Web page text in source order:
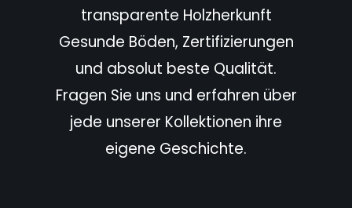
transparente Holzherkunft
Gesunde Böden, Zertifizierungen
und absolut beste Qualität.
Fragen Sie uns und erfahren über
jede unserer Kollektionen ihre
eigene Geschichte.